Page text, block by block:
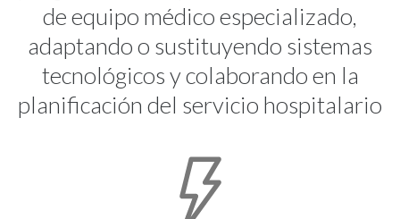
de equipo médico especializado,
adaptando o sustituyendo sistemas
tecnológicos y colaborando en la
planificación del servicio hospitalario